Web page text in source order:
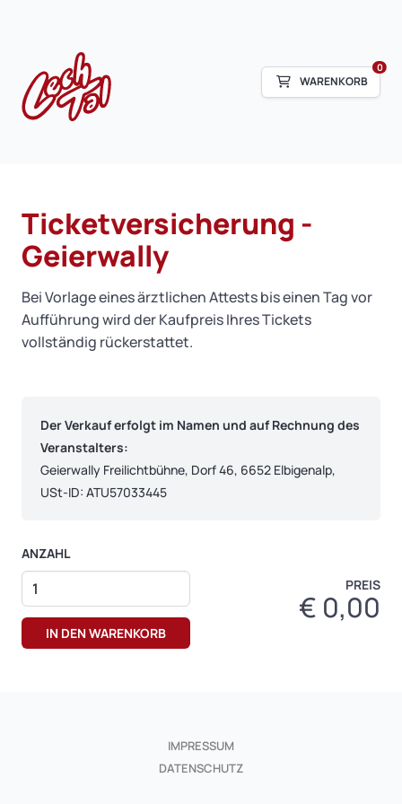
0
WARENKORB
Ticketversicherung -
Geierwally
Bei Vorlage eines ärztlichen Attests bis einen Tag vor
Aufführung wird der Kaufpreis Ihres Tickets
vollständig rückerstattet.
Der Verkauf erfolgt im Namen und auf Rechnung des
Veranstalters:
Geierwally Freilichtbühne, Dorf 46, 6652 Elbigenalp,
USt-ID: ATU57033445
ANZAHL
PREIS
€ 0,00
IMPRESSUM
DATENSCHUTZ